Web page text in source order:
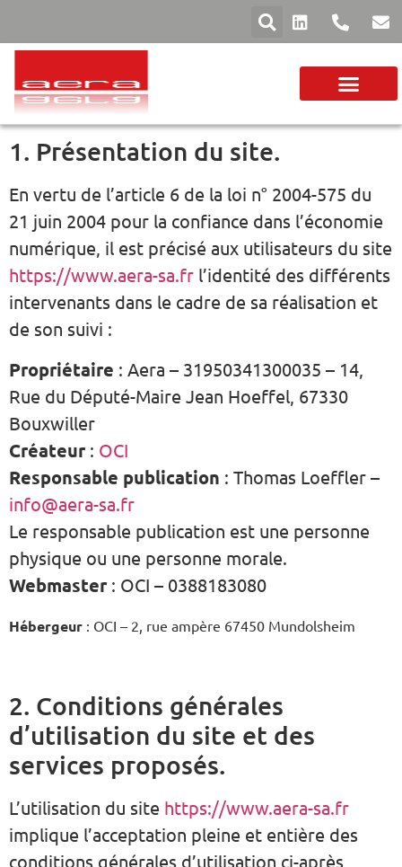
1. Présentation du site.
En vertu de l’article 6 de la loi n° 2004-575 du
21 juin 2004 pour la confiance dans l’économie
numérique, il est précisé aux utilisateurs du site
https://www.aera-sa.fr l’identité des différents
intervenants dans le cadre de sa réalisation et
de son suivi :
Propriétaire : Aera – 31950341300035 – 14,
Rue du Député-Maire Jean Hoeffel, 67330
Bouxwiller
Créateur: OCI
Responsable publication : Thomas Loeffler –
info@aera-sa.fr
Le responsable publication est une personne
physique ou une personne morale.
Webmaster: OCI – 0388183080
Hébergeur : OCI – 2, rue ampère 67450 Mundolsheim
2. Conditions générales
d’utilisation du site et des
services proposés.
L’utilisation du site https://www.aera-sa.fr
implique l’acceptation pleine et entière des
conditions générales d’utilisation ci-après